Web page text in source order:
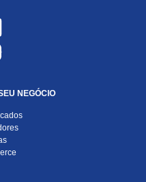
NEGÓCIO